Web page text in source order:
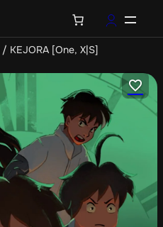
/ KEJORA [One, X|S]